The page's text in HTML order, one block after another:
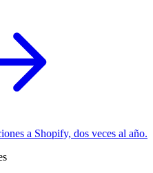
a Shopify, dos veces al año.